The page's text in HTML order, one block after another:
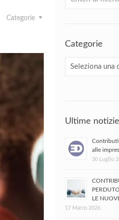
Categorie
Categorie
Ultime notizie
alle
30 Luglio
LE
17 Marzo 2026